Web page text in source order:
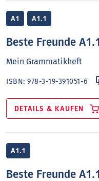
A1 A1.1
Beste Freunde A1.1
Mein Grammatikheft
ISBN:978-3-19-391051-6
DETAILS & KAUFEN
A1.1
Beste Freunde A1.1